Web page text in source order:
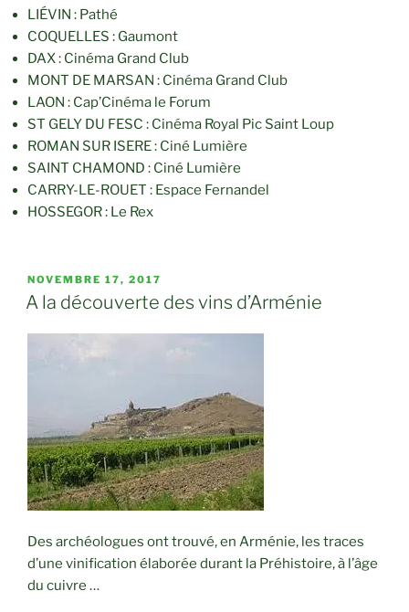
LIÉVIN : Pathé
COQUELLES : Gaumont
DAX : Cinéma Grand Club
MONT DE MARSAN : Cinéma Grand Club
LAON : Cap’Cinéma le Forum
ST GELY DU FESC : Cinéma Royal Pic Saint Loup
ROMAN SUR ISERE : Ciné Lumière
SAINT CHAMOND : Ciné Lumière
CARRY-LE-ROUET : Espace Fernandel
HOSSEGOR : Le Rex
PUBLIÉ
LE
NOVEMBRE 17, 2017
A la découverte des vins d’Arménie
Des archéologues ont trouvé, en Arménie, les traces
d’une vinification élaborée durant la Préhistoire, à l’âge
du cuivre …